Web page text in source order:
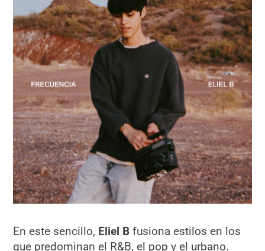
En este sencillo, Eliel B fusiona estilos en los
que predominan el R&B, el pop y el urbano.